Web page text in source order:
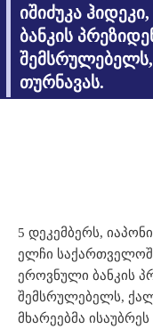
იშიძუკა
ბანკის
თურნავას.
5 დეკემბერს,
ელჩი
ეროვნული ბანკის
შემსრულებელს,
მხარეებმა